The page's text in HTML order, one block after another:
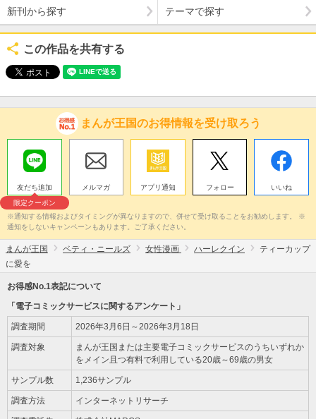
新刊から探す テーマで探す
この作品を共有する
まんが王国のお得情報を受け取ろう
友だち追加
限定クーポン
メルマガ アプリ通知 フォロー いいね
※通知する情報およびタイミングが異なりますので、併せて受け取ることをお勧めします。 ※
通知をしないキャンペーンもあります。ご了承ください。
まんが王国 ベティ・ニールズ 女性漫画 ハーレクイン
ティーカップ
に愛を
お得感No.1表記について
「電子コミックサービスに関するアンケート」
調査期間 2026年3月6日～2026年3月18日
調査対象
まんが王国または主要電子コミックサービスのうちいずれか
をメイン且つ有料で利用している20歳～69歳の男女
サンプル数 1,236サンプル
調査方法 インターネットリサーチ